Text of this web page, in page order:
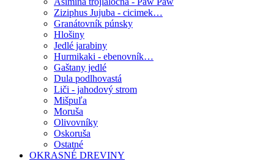
Ziziphus Jujuba - cicimek…
Granátovník púnsky
Hlošiny
Jedlé jarabiny
Hurmikaki - ebenovník…
Gaštany jedlé
Dula podlhovastá
Liči - jahodový strom
Mišpuľa
Moruša
Olivovníky
Oskoruša
Ostatné
OKRASNÉ DREVINY